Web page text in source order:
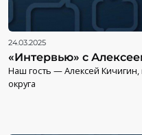
24.03.2025
«Интервью» с
Наш гость — Алексей Кичигин,
округа